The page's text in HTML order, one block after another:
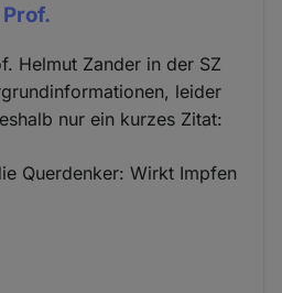
Helmut Zander in der SZ
leider
nur ein kurzes Zitat:
Querdenker: Wirkt Impfen